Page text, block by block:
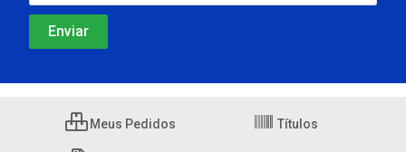
Meus Pedidos Títulos